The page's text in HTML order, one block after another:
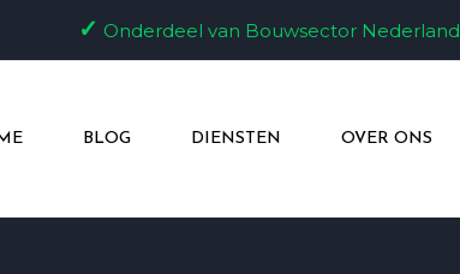
✓ Onderdeel van Bouwsector Nederland
BLOG DIENSTEN OVER ONS